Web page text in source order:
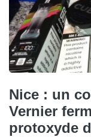
Nice : un
Vernier
protoxyde